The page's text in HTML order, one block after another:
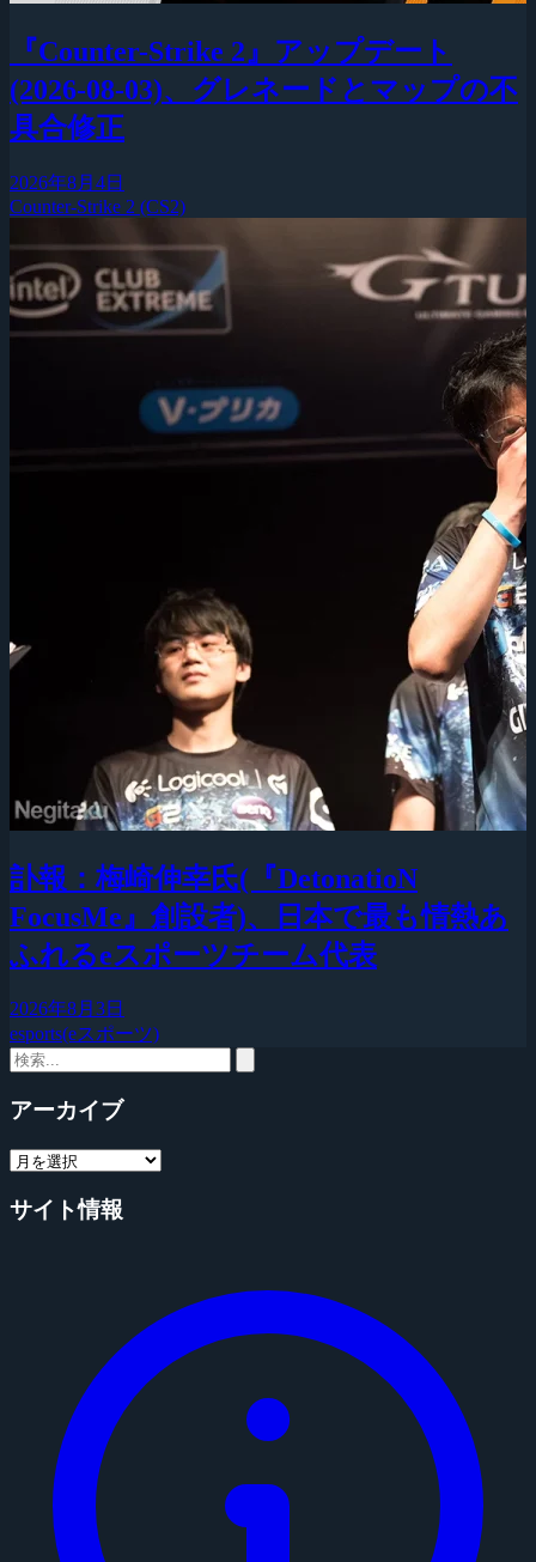
『Counter-Strike 2』アップデート
(2026-08-03)、グレネードとマップの不
具合修正
2026年8月4日
Counter-Strike 2 (CS2)
訃報：梅崎伸幸氏(『DetonatioN
FocusMe』創設者)、日本で最も情熱あ
ふれるeスポーツチーム代表
2026年8月3日
esports(eスポーツ)
アーカイブ
サイト情報